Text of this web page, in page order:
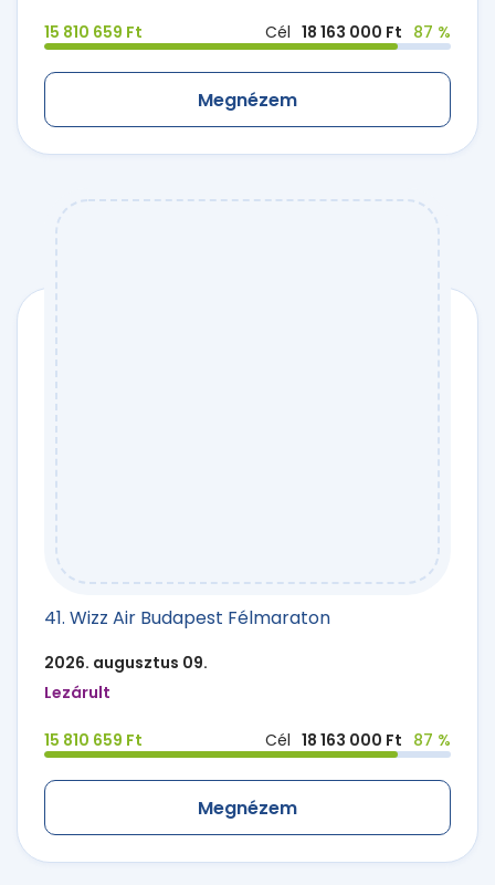
15 810 659 Ft Cél 18 163 000 Ft 87 %
Megnézem
41. Wizz Air Budapest Félmaraton
2026. augusztus 09.
Lezárult
15 810 659 Ft Cél 18 163 000 Ft 87 %
Megnézem